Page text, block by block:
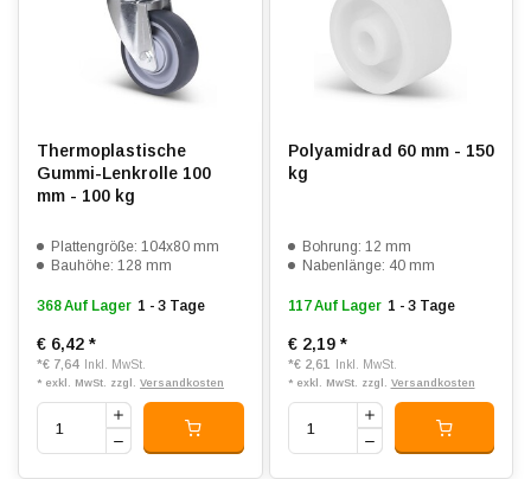
Thermoplastische
Gummi-Lenkrolle 100
mm - 100 kg
Plattengröße: 104x80 mm
Bauhöhe: 128 mm
368 Auf Lager 1 - 3 Tage
€ 6,42 *
*€ 7,64 Inkl. MwSt.
* exkl. MwSt. zzgl. Versandkosten
Polyamidrad 60 mm - 150
kg
Bohrung: 12 mm
Nabenlänge: 40 mm
117 Auf Lager 1 - 3 Tage
€ 2,19 *
*€ 2,61 Inkl. MwSt.
* exkl. MwSt. zzgl. Versandkosten